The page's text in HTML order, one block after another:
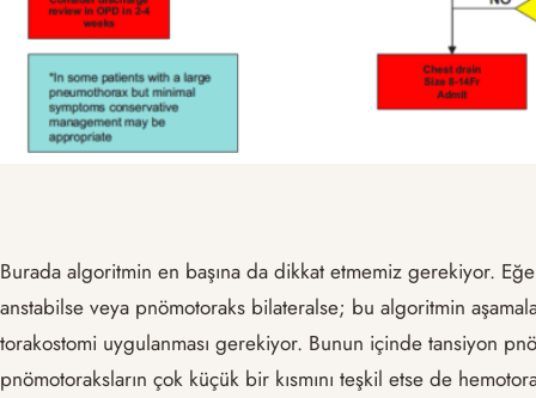
Burada algoritmin en başına da dikkat etmemiz gerekiyor.
anstabilse veya pnömotoraks bilateralse; bu algoritmin
torakostomi uygulanması gerekiyor. Bunun içinde tansiyon
pnömotoraksların çok küçük bir kısmını teşkil etse de